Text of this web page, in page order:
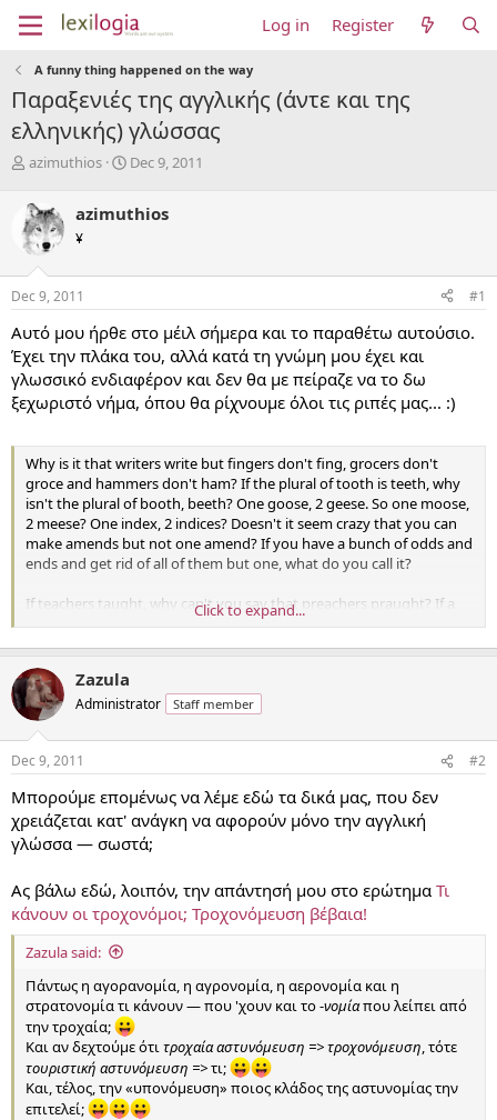
Log in Register
A funny thing happened on the way
Παραξενιές της αγγλικής (άντε και της
ελληνικής) γλώσσας
T
r
e
a
d
s
t
r
t
e
r
azimuthios
S
r
a
Dec 9, 2011
azimuthios
¥
Dec 9, 2011 #1
Αυτό μου ήρθε στο μέιλ σήμερα και το παραθέτω αυτούσιο.
Έχει την πλάκα του, αλλά κατά τη γνώμη μου έχει και
γλωσσικό ενδιαφέρον και δεν θα με πείραζε να το δω
ξεχωριστό νήμα, όπου θα ρίχνουμε όλοι τις ριπές μας... :)
Why is it that writers write but fingers don't fing, grocers don't
groce and hammers don't ham? If the plural of tooth is teeth, why
isn't the plural of booth, beeth? One goose, 2 geese. So one moose,
2 meese? One index, 2 indices? Doesn't it seem crazy that you can
make amends but not one amend? If you have a bunch of odds and
ends and get rid of all of them but one, what do you call it?
If teachers taught, why can't you say that preachers praught? If a
vegetarian eats vegetables, what does a humanitarian eat? English
is really weird, I mean, in what language do people recite at a play
and play at a recital? Ship by truck and send cargo by ship? Have
noses that run and feet that smell?
How can a slim chance and a fat chance be the same, while a wise
man and a wise guy are opposites? You have to marvel at the
unique lunacy of a language in which your house can burn up as it
an alarm goes off by going on.
Why is that when the stars are out, they are visible, but when the
Click to expand...
Zazula
Administrator Staff member
Dec 9, 2011 #2
Μπορούμε επομένως να λέμε εδώ τα δικά μας, που δεν
χρειάζεται κατ' ανάγκη να αφορούν μόνο την αγγλική
γλώσσα — σωστά;
Ας βάλω εδώ, λοιπόν, την απάντησή μου στο ερώτημα Τι
κάνουν οι τροχονόμοι; Τροχονόμευση βέβαια!
Zazula said:
Πάντως η αγορανομία, η αγρονομία, η αερονομία και η
στρατονομία τι κάνουν — που 'χουν και το -νομίαπου λείπει από
την τροχαία;
Και αν δεχτούμε ότι τροχαία αστυνόμευση => τροχονόμευση , τότε
τουριστική αστυνόμευση =>τι;
Και, τέλος, την «υπονόμευση» ποιος κλάδος της αστυνομίας την
επιτελεί;